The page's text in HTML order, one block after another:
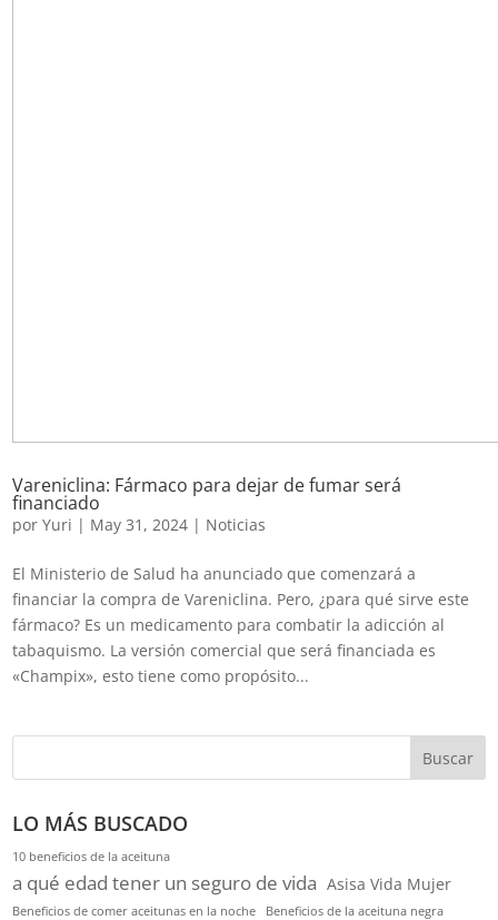
Vareniclina: Fármaco para dejar de fumar será
financiado
porYuri | May 31, 2024 | Noticias
El Ministerio de Salud ha anunciado que comenzará a
financiar la compra de Vareniclina. Pero, ¿para qué sirve este
fármaco? Es un medicamento para combatir la adicción al
tabaquismo. La versión comercial que será financiada es
«Champix», esto tiene como propósito...
Buscar
LO MÁS BUSCADO
10 beneficios de la aceituna
a qué edad tener un seguro de vida Asisa Vida Mujer
Beneficios de comer aceitunas en la noche
Beneficios de la aceituna negra